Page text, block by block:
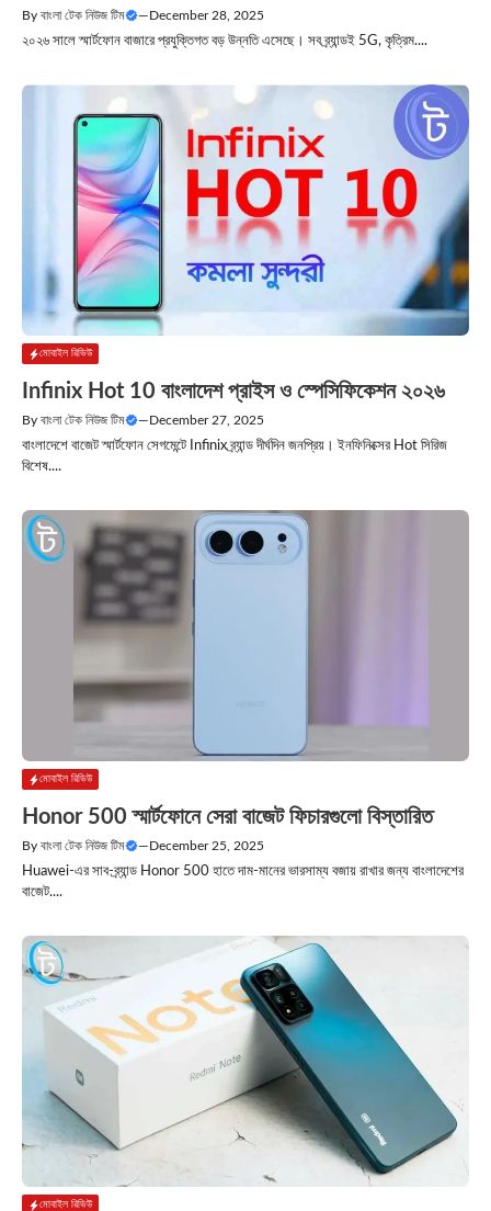
By বাংলা টেক নিউজ টিম —December 28, 2025
২০২৬ সালে স্মার্টফোন বাজারে প্রযুক্তিগত বড় উন্নতি এসেছে। সব ব্র্যান্ডই 5G, কৃত্রিম....
মোবাইল রিভিউ
Infinix Hot 10 বাংলাদেশ প্রাইস ও স্পেসিফিকেশন ২০২৬
By বাংলা টেক নিউজ টিম —December 27, 2025
বাংলাদেশে বাজেট স্মার্টফোন সেগমেন্টে Infinix ব্র্যান্ড দীর্ঘদিন জনপ্রিয়। ইনফিনিক্সের Hot সিরিজ
বিশেষ....
মোবাইল রিভিউ
Honor 500 স্মার্টফোনে সেরা বাজেট ফিচারগুলো বিস্তারিত
By বাংলা টেক নিউজ টিম —December 25, 2025
Huawei-এর সাব-ব্র্যান্ড Honor 500 হাতে দাম-মানের ভারসাম্য বজায় রাখার জন্য বাংলাদেশের
বাজেট....
মোবাইল রিভিউ